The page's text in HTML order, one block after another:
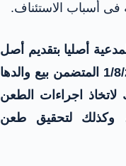
أسباب الاستئناف.
أصليا بتقديم أصل
العرفى المؤرخ 1/8/2010 المتضمن بيع والدها
لاتخاذ اجراءات الطعن
، وكذلك لتحقيق طعن